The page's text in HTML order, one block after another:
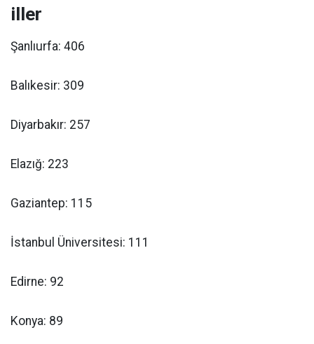
iller
Şanlıurfa: 406
Balıkesir: 309
Diyarbakır: 257
Elazığ: 223
Gaziantep: 115
İstanbul Üniversitesi: 111
Edirne: 92
Konya: 89